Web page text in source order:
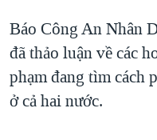
THƯỢNG ĐỈNH
TRỊNH VĨNH BÌNH VS.
NGƯ DÂN VIỆT VÀ LÀN
Báo Công An Nhân
đã thảo luận về các
phạm đang tìm cách
ở cả hai nước.